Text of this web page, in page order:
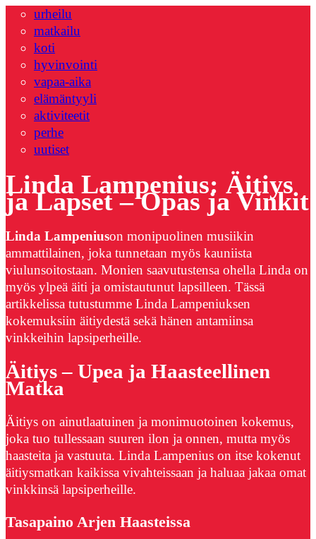
urheilu
matkailu
koti
hyvinvointi
vapaa-aika
elämäntyyli
aktiviteetit
perhe
uutiset
Linda Lampenius: Äitiys
ja Lapset – Opas ja Vinkit
Linda Lampeniuson monipuolinen musiikin
ammattilainen, joka tunnetaan myös kauniista
viulunsoitostaan. Monien saavutustensa ohella Linda on
myös ylpeä äiti ja omistautunut lapsilleen. Tässä
artikkelissa tutustumme Linda Lampeniuksen
kokemuksiin äitiydestä sekä hänen antamiinsa
vinkkeihin lapsiperheille.
Äitiys – Upea ja Haasteellinen
Matka
Äitiys on ainutlaatuinen ja monimuotoinen kokemus,
joka tuo tullessaan suuren ilon ja onnen, mutta myös
haasteita ja vastuuta. Linda Lampenius on itse kokenut
äitiysmatkan kaikissa vivahteissaan ja haluaa jakaa omat
vinkkinsä lapsiperheille.
Tasapaino Arjen Haasteissa